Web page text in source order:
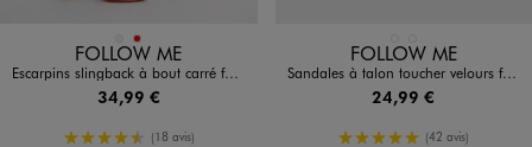
Disponible en 2 coloris
BEIGEROUGE
FOLLOW ME
Escarpins slingback à bout carré femme - Follow Me
34,99 €
4.5/5 de moyenne
(18 avis)
Disponible en 2 coloris
FOLLOW ME
Sandales à talon toucher velours femme - Valentina Baldano
24,99 €
5/5 de moyenne
(42 avis)